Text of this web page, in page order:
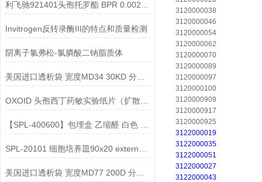
Invitrogen反转录酶III的特点和质量检测
阴离子氯弗松-氯膦酸二钠脂质体
3120000038
3120000046
3120000054
3120000062
3120000070
3120000089
3120000097
3120000100
3120000909
3120000917
3120000925
3122000019
3122000035
3122000051
3122000027
3122000043